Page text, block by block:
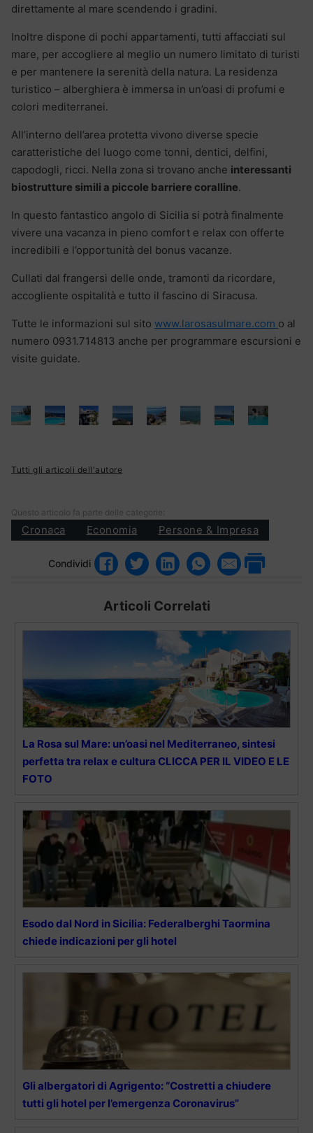
direttamente al mare scendendo i gradini.
Inoltre dispone di pochi appartamenti, tutti affacciati sul
mare, per accogliere al meglio un numero limitato di turisti
e per mantenere la serenità della natura. La residenza
turistico – alberghiera è immersa in un’oasi di profumi e
colori mediterranei.
All’interno dell’area protetta vivono diverse specie
caratteristiche del luogo come tonni, dentici, delfini,
capodogli, ricci. Nella zona si trovano anche interessanti
biostrutture simili a piccole barriere coralline.
In questo fantastico angolo di Sicilia si potrà finalmente
vivere una vacanza in pieno comfort e relax con offerte
incredibili e l’opportunità del bonus vacanze.
Cullati dal frangersi delle onde, tramonti da ricordare,
accogliente ospitalità e tutto il fascino di Siracusa.
Tutte le informazioni sul sito www.larosasulmare.com o al
numero 0931.714813 anche per programmare escursioni e
visite guidate.
Tutti gli articoli dell'autore
Questo articolo fa parte delle categorie:
Cronaca Economia Persone & Impresa
Condividi
Articoli Correlati
La Rosa sul Mare: un’oasi nel Mediterraneo, sintesi
perfetta tra relax e cultura CLICCA PER IL VIDEO E LE
FOTO
Esodo dal Nord in Sicilia: Federalberghi Taormina
chiede indicazioni per gli hotel
Gli albergatori di Agrigento: “Costretti a chiudere
tutti gli hotel per l’emergenza Coronavirus”